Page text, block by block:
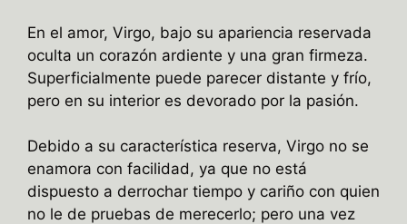
En el amor, Virgo, bajo su apariencia reservada
oculta un corazón ardiente y una gran firmeza.
Superficialmente puede parecer distante y frío,
pero en su interior es devorado por la pasión.
Debido a su característica reserva, Virgo no se
enamora con facilidad, ya que no está
dispuesto a derrochar tiempo y cariño con quien
no le de pruebas de merecerlo; pero una vez